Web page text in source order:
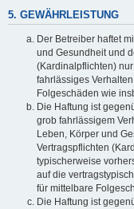
5. GEWÄHRLEISTUNG
Der Betreiber haftet
und Gesundheit und
(Kardinalpflichten)
fahrlässiges
Folgeschäden wie
Die Haftung ist
grob fahrlässigem
Leben, Körper und
Vertragspflichten
typischerweise
auf die
für mittelbare
Die Haftung ist